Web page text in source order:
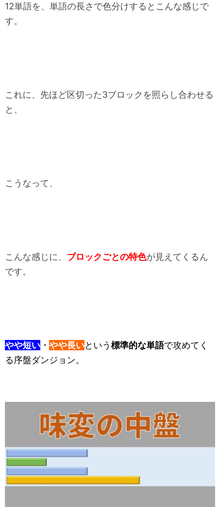
12単語を、単語の長さで色分けするとこんな感じで
す。
これに、先ほど区切った3ブロックを照らし合わせる
と、
こうなって、
こんな感じに、 ブロックごとの特色が見えてくるん
です。
やや短い ・ やや長いという標準的な単語で攻めてく
る序盤ダンジョン。